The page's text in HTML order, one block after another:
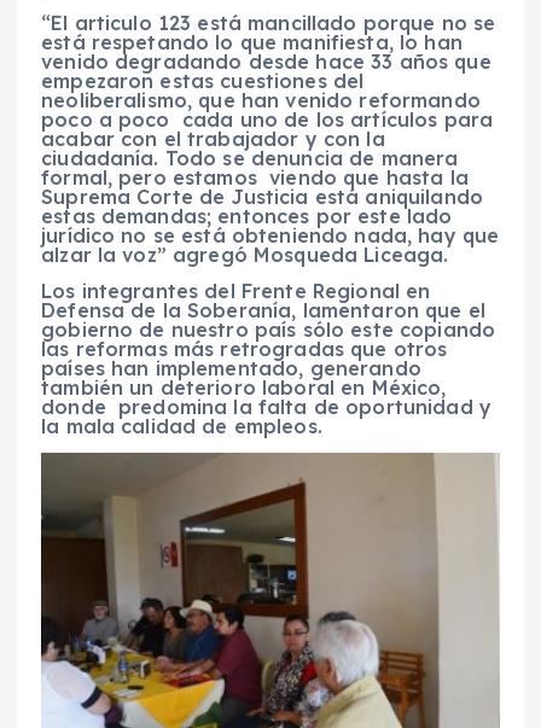
“El articulo 123 está mancillado porque no se
está respetando lo que manifiesta, lo han
venido degradando desde hace 33 años que
empezaron estas cuestiones del
neoliberalismo, que han venido reformando
poco a poco cada uno de los artículos para
acabar con el trabajador y con la
ciudadanía. Todo se denuncia de manera
formal, pero estamos viendo que hasta la
Suprema Corte de Justicia está aniquilando
estas demandas; entonces por este lado
jurídico no se está obteniendo nada, hay que
alzar la voz” agregó Mosqueda Liceaga.
Los integrantes del Frente Regional en
Defensa de la Soberanía, lamentaron que el
gobierno de nuestro país sólo este copiando
las reformas más retrogradas que otros
países han implementado, generando
también un deterioro laboral en México,
donde predomina la falta de oportunidad y
la mala calidad de empleos.